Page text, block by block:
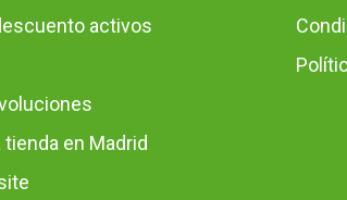
activos
en Madrid